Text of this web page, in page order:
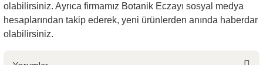
olabilirsiniz. Ayrıca firmamız Botanik Eczayı sosyal medya
hesaplarından takip ederek, yeni ürünlerden anında haberdar
olabilirsiniz.